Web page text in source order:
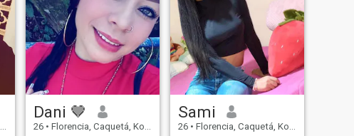
Dani 🤎
26 • Florencia, Caquetá, Kolumbien
Sami
26 • Florencia, Caquetá, Kolumbien